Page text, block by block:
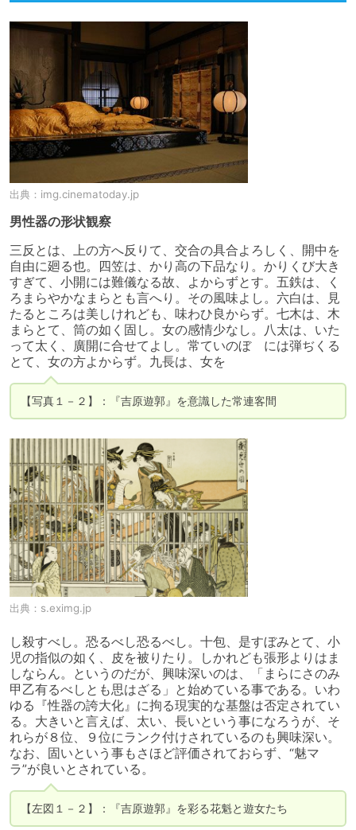
出典： img.cinematoday.jp
男性器の形状観察
三反とは、上の方へ反りて、交合の具合よろしく、開中を
自由に廻る也。四笠は、かり高の下品なり。かりくび大き
すぎて、小開には難儀なる故、よからずとす。五鉄は、く
ろまらやかなまらとも言へり。その風味よし。六白は、見
たるところは美しけれども、味わひ良からず。七木は、木
まらとて、筒の如く固し。女の感情少なし。八太は、いた
って太く、廣開に合せてよし。常ていのぼゞには弾ぢくる
とて、女の方よからず。九長は、女を
【写真１－２】：『吉原遊郭』を意識した常連客間
出典： s.eximg.jp
し殺すべし。恐るべし恐るべし。十包、是すぼみとて、小
児の指似の如く、皮を被りたり。しかれども張形よりはま
しならん。というのだが、興味深いのは、「まらにさのみ
甲乙有るべしとも思はざる」と始めている事である。いわ
ゆる『性器の誇大化』に拘る現実的な基盤は否定されてい
る。大きいと言えば、太い、長いという事になろうが、そ
れらが８位、９位にランク付けされているのも興味深い。
なお、固いという事もさほど評価されておらず、“魅マ
ラ”が良いとされている。
【左図１－２】：『吉原遊郭』を彩る花魁と遊女たち